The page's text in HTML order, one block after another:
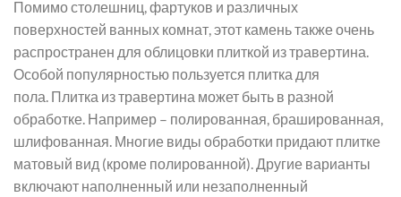
Помимо столешниц, фартуков и различных
поверхностей ванных комнат, этот камень также очень
распространен для облицовки плиткой из травертина.
Особой популярностью пользуется плитка для
пола. Плитка из травертина может быть в разной
обработке. Например – полированная, брашированная,
шлифованная. Многие виды обработки придают плитке
матовый вид (кроме полированной). Другие варианты
включают наполненный или незаполненный